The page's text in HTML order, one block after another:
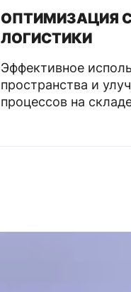
ОПТИМИЗАЦИЯ
ЛОГИСТИКИ
Эффективное
пространства и
процессов на